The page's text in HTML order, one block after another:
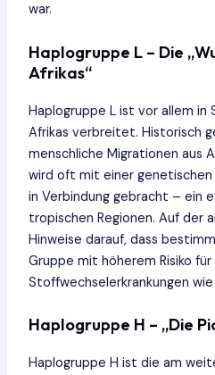
war.
Haplogruppe L – Die
Afrikas“
Haplogruppe L ist vor allem in
Afrikas verbreitet. Historisch
menschliche Migrationen aus
wird oft mit einer genetischen
in Verbindung gebracht – ein
tropischen Regionen. Auf der
Hinweise darauf, dass
Gruppe mit höherem Risiko für
Stoffwechselerkrankungen
Haplogruppe H – „Die
Haplogruppe H ist die am